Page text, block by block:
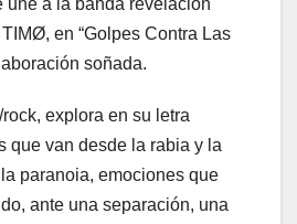
en “Golpes Contra Las
soñada.
explora en su letra
que van desde la rabia y la
paranoia, emociones que
ante una separación, una